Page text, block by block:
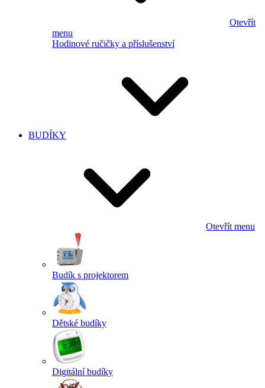
Otevřít
menu
Hodinové ručičky a příslušenství
BUDÍKY
Otevřít menu
Budík s projektorem
Dětské budíky
Digitální budíky